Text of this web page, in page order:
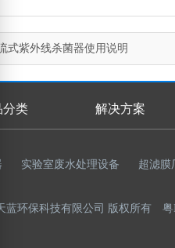
式紫外线杀菌器使用说明
分类 解决方案
实验室废水处理设备 超滤膜
蓝环保科技有限公司 版权所有 粤